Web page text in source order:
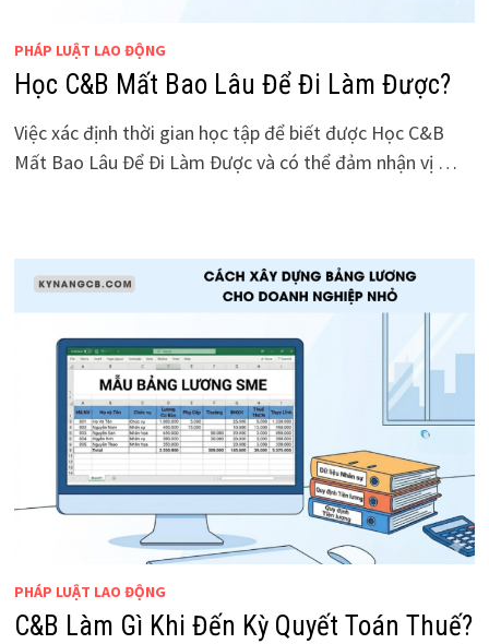
PHÁP LUẬT LAO ĐỘNG
Học C&B Mất Bao Lâu Để Đi Làm Được?
Việc xác định thời gian học tập để biết được Học C&B
Mất Bao Lâu Để Đi Làm Được và có thể đảm nhận vị …
PHÁP LUẬT LAO ĐỘNG
C&B Làm Gì Khi Đến Kỳ Quyết Toán Thuế?